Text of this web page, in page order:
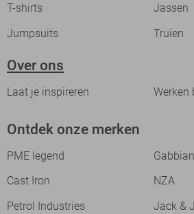
T-shirts
Jassen
Jumpsuits
Truien
Over ons
Laat je inspireren Werken
Ontdek onze merken
PME legend
Cast Iron
NZA
Petrol Industries
Jack &